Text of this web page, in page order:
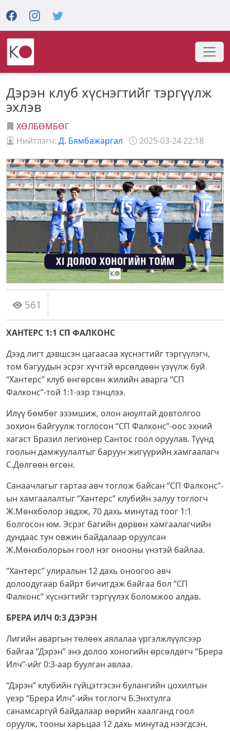
Дэрэн клуб хүснэгтийг тэргүүлж
эхлэв
ХӨЛБӨМБӨГ
Нийтлэгч: Д. Бямбажаргал 2025-03-24 22:18
561
ХАНТЕРС 1:1 СП ФАЛКОНС
Дээд лигт дэвшсэн цагаасаа хүснэгтийг тэргүүлэгч,
том багуудын эсрэг хүчтэй өрсөлдөөн үзүүлж буй
“Хантерс” клуб өнгөрсөн жилийн аварга “СП
Фалконс”-той 1:1-ээр тэнцлээ.
Илүү бөмбөг эзэмшиж, олон аюултай довтолгоо
зохион байгуулж тоглосон “СП Фалконс”-оос эхний
хагаст Бразил легионер Сантос гоол оруулав. Түүнд
гоолын дамжуулалтыг баруун жигүүрийн хамгаалагч
С.Дөлгөөн өгсөн.
Санаачлагыг гартаа авч тоглож байсан “СП Фалконс”-
ын хамгаалалтыг “Хантерс” клубийн залуу тоглогч
Ж.Мөнхболор эвдэж, 70 дахь минутад тоог 1:1
болгосон юм. Эсрэг багийн дөрвөн хамгаалагчийн
дундаас тун овжин байдалаар оруулсан
Ж.Мөнхболорын гоол нэг онооны үнэтэй байлаа.
“Хантерс” улиралын 12 дахь оноогоо авч
долоодугаар байрт бичигдэж байгаа бол “СП
Фалконс” хүснэгтийг тэргүүлэх боломжоо алдав.
БРЕРА ИЛЧ 0:3 ДЭРЭН
Лигийн аваргын төлөөх аялалаа үргэлжлүүлсээр
байгаа “Дэрэн” энэ долоо хоногийн өрсөлдөгч “Брера
Илч”-ийг 0:3-аар буулган авлаа.
“Дэрэн” клубийн гүйцэтгэсэн булангийн цохилтын
үеэр “Брера Илч”-ийн тоглогч Б.Энхтулга
санамсаргүй байдалаар өөрийн хаалганд гоол
оруулж, тооны харьцаа 12 дахь минутад нээгдсэн.